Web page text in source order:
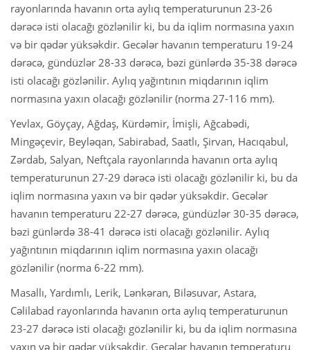
rayonlarında havanın orta aylıq temperaturunun 23-26
dərəcə isti olacağı gözlənilir ki, bu da iqlim normasına yaxın
və bir qədər yüksəkdir. Gecələr havanın temperaturu 19-24
dərəcə, gündüzlər 28-33 dərəcə, bəzi günlərdə 35-38 dərəcə
isti olacağı gözlənilir. Aylıq yağıntının miqdarının iqlim
normasına yaxın olacağı gözlənilir (norma 27-116 mm).
Yevlax, Göyçay, Ağdaş, Kürdəmir, İmişli, Ağcabədi,
Mingəçevir, Beyləqan, Sabirabad, Saatlı, Şirvan, Hacıqabul,
Zərdab, Salyan, Neftçala rayonlarında havanın orta aylıq
temperaturunun 27-29 dərəcə isti olacağı gözlənilir ki, bu da
iqlim normasına yaxın və bir qədər yüksəkdir. Gecələr
havanın temperaturu 22-27 dərəcə, gündüzlər 30-35 dərəcə,
bəzi günlərdə 38-41 dərəcə isti olacağı gözlənilir. Aylıq
yağıntının miqdarının iqlim normasına yaxın olacağı
gözlənilir (norma 6-22 mm).
Masallı, Yardımlı, Lerik, Lənkəran, Biləsuvar, Astara,
Cəlilabad rayonlarında havanın orta aylıq temperaturunun
23-27 dərəcə isti olacağı gözlənilir ki, bu da iqlim normasına
yaxın və bir qədər yüksəkdir. Gecələr havanın temperaturu